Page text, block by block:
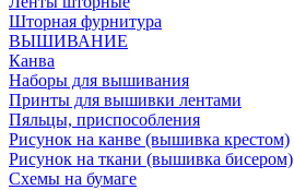
Шторная фурнитура
ВЫШИВАНИЕ
Канва
Наборы для вышивания
Принты для вышивки лентами
Пяльцы, приспособления
Рисунок на канве (вышивка крестом)
Рисунок на ткани (вышивка бисером)
Схемы на бумаге